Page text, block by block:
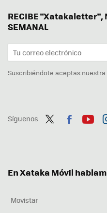
RECIBE "Xatakaletter",
SEMANAL
Suscribiéndote aceptas nuestra
Síguenos
En Xataka Móvil
Movistar